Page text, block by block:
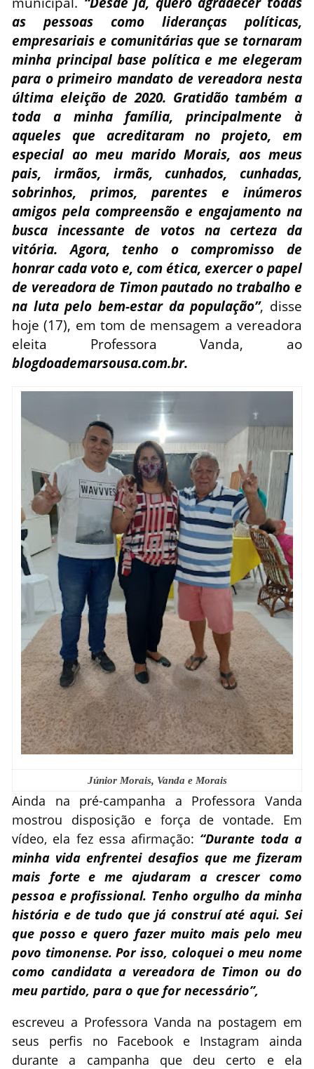
as pessoas como lideranças políticas,
empresariais e comunitárias que se tornaram
minha principal base política e me elegeram
para o primeiro mandato de vereadora nesta
última eleição de 2020. Gratidão também a
toda a minha família, principalmente à
aqueles que acreditaram no projeto, em
especial ao meu marido Morais, aos meus
pais, irmãos, irmãs, cunhados, cunhadas,
sobrinhos, primos, parentes e inúmeros
amigos pela compreensão e engajamento na
busca incessante de votos na certeza da
vitória. Agora, tenho o compromisso de
honrar cada voto e, com ética, exercer o papel
de vereadora de Timon pautado no trabalho e
na luta pelo bem-estar da população”, disse
hoje (17), em tom de mensagem a vereadora
eleita Professora Vanda, ao
blogdoademarsousa.com.br.
Júnior Morais, Vanda e Morais
Ainda na pré-campanha a Professora Vanda
mostrou disposição e força de vontade. Em
vídeo, ela fez essa afirmação: “Durante toda a
minha vida enfrentei desafios que me fizeram
mais forte e me ajudaram a crescer como
pessoa e profissional. Tenho orgulho da minha
história e de tudo que já construí até aqui. Sei
que posso e quero fazer muito mais pelo meu
povo timonense. Por isso, coloquei o meu nome
como candidata a vereadora de Timon ou do
meu partido, para o que for necessário”,
escreveu a Professora Vanda na postagem em
seus perfis no Facebook e Instagram ainda
durante a campanha que deu certo e ela